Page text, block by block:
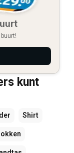
kunt
Shirt